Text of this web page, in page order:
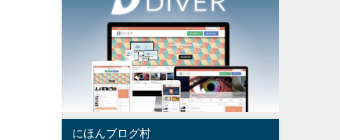
にほんブログ村